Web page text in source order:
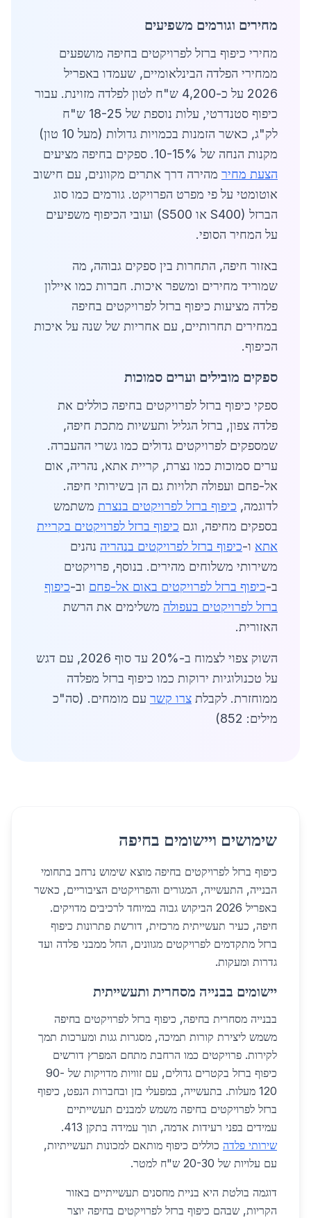
מחירים וגורמים משפיעים
מחירי כיפוף ברזל לפרויקטים בחיפה מושפעים
ממחירי הפלדה הבינלאומיים, שעמדו באפריל
2026 על כ-4,200 ש"ח לטון לפלדה מזוינת. עבור
כיפוף סטנדרטי, עלות נוספת של 18-25 ש"ח
לק"ג, כאשר הזמנות בכמויות גדולות (מעל 10 טון)
מקנות הנחה של 10-15%. ספקים בחיפה מציעים
הצעת מחיר מהירה דרך אתרים מקוונים, עם חישוב
אוטומטי על פי מפרט הפרויקט. גורמים כמו סוג
הברזל (S400 או S500) ועובי הכיפוף משפיעים
על המחיר הסופי.
באזור חיפה, התחרות בין ספקים גבוהה, מה
שמוריד מחירים ומשפר איכות. חברות כמו איילון
פלדה מציעות כיפוף ברזל לפרויקטים בחיפה
במחירים תחרותיים, עם אחריות של שנה על איכות
הכיפוף.
ספקים מובילים וערים סמוכות
ספקי כיפוף ברזל לפרויקטים בחיפה כוללים את
פלדה צפון, ברזל הגליל ותעשיות מתכת חיפה,
שמספקים לפרויקטים גדולים כמו גשרי ההעברה.
ערים סמוכות כמו נצרת, קריית אתא, נהריה, אום
אל-פחם ועפולה תלויות גם הן בשירותי חיפה.
לדוגמה, כיפוף ברזל לפרויקטים בנצרת משתמש
בספקים מחיפה, וגם כיפוף ברזל לפרויקטים בקריית
אתא ו-כיפוף ברזל לפרויקטים בנהריה נהנים
משירותי משלוחים מהירים. בנוסף, פרויקטים
ב-כיפוף ברזל לפרויקטים באום אל-פחם וב-כיפוף
ברזל לפרויקטים בעפולה משלימים את הרשת
האזורית.
השוק צפוי לצמוח ב-20% עד סוף 2026, עם דגש
על טכנולוגיות ירוקות כמו כיפוף ברזל מפלדה
ממוחזרת. לקבלת צרו קשר עם מומחים. (סה"כ
מילים: 852)
שימושים ויישומים בחיפה
כיפוף ברזל לפרויקטים בחיפה מוצא שימוש נרחב בתחומי
הבנייה, התעשייה, המגורים והפרויקטים הציבוריים, כאשר
באפריל 2026 הביקוש גבוה במיוחד לרכיבים מדויקים.
חיפה, כעיר תעשייתית מרכזית, דורשת פתרונות כיפוף
ברזל מתקדמים לפרויקטים מגוונים, החל ממבני פלדה ועד
גדרות ומעקות.
יישומים בבנייה מסחרית ותעשייתית
בבנייה מסחרית בחיפה, כיפוף ברזל לפרויקטים בחיפה
משמש ליצירת קורות תמיכה, מסגרות גגות ומערכות תמך
לקירות. פרויקטים כמו הרחבת מתחם המפרץ דורשים
כיפוף ברזל בקטרים גדולים, עם זוויות מדויקות של 90-
120 מעלות. בתעשייה, במפעלי בזן ובחברות הנפט, כיפוף
ברזל לפרויקטים בחיפה משמש למבנים תעשייתיים
עמידים בפני רעידות אדמה, תוך עמידה בתקן 413.
שירותי פלדה כוללים כיפוף מותאם למכונות תעשייתיות,
עם עלויות של 20-30 ש"ח למטר.
דוגמה בולטת היא בניית מחסנים תעשייתיים באזור
הקריות, שבהם כיפוף ברזל לפרויקטים בחיפה יוצר